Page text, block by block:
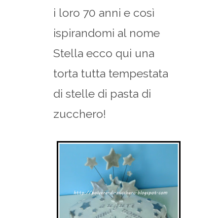
i loro 70 anni e così
ispirandomi al nome
Stella ecco qui una
torta tutta tempestata
di stelle di pasta di
zucchero!